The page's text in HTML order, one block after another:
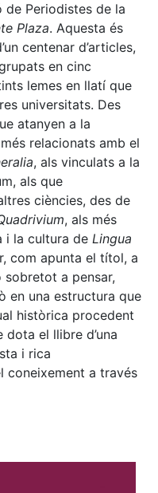
de Periodistes de la
Plaza. Aquesta és
centenar d’articles,
en cinc
lemes en llatí que
universitats. Des
atanyen a la
relacionats amb el
, als vinculats a la
als que
ciències, des de
, als més
i la cultura de Lingua
com apunta el títol, a
a pensar,
en una estructura que
històrica procedent
el llibre d’una
i rica
coneixement a través